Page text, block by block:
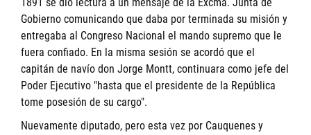
Gobierno comunicando que daba por terminada su misión y
entregaba al Congreso Nacional el mando supremo que le
fuera confiado. En la misma sesión se acordó que el
capitán de navío don Jorge Montt, continuara como jefe del
Poder Ejecutivo "hasta que el presidente de la República
tome posesión de su cargo".
Nuevamente diputado, pero esta vez por Cauquenes y